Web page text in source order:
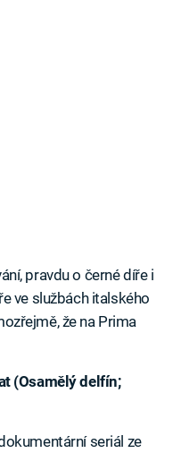
pravdu o černé díře i
ve službách italského
že na Prima
(Osamělý delfín;
seriál ze